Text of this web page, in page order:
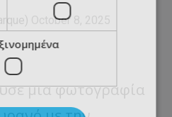
October 8, 2025
μια φωτογραφία